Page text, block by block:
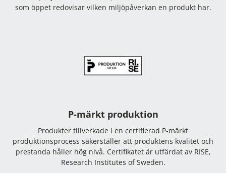
som öppet redovisar vilken miljöpåverkan en produkt har.
P-märkt produktion
Produkter tillverkade i en certifierad P-märkt
produktionsprocess säkerställer att produktens kvalitet och
prestanda håller hög nivå. Certifikatet är utfärdat av RISE,
Research Institutes of Sweden.